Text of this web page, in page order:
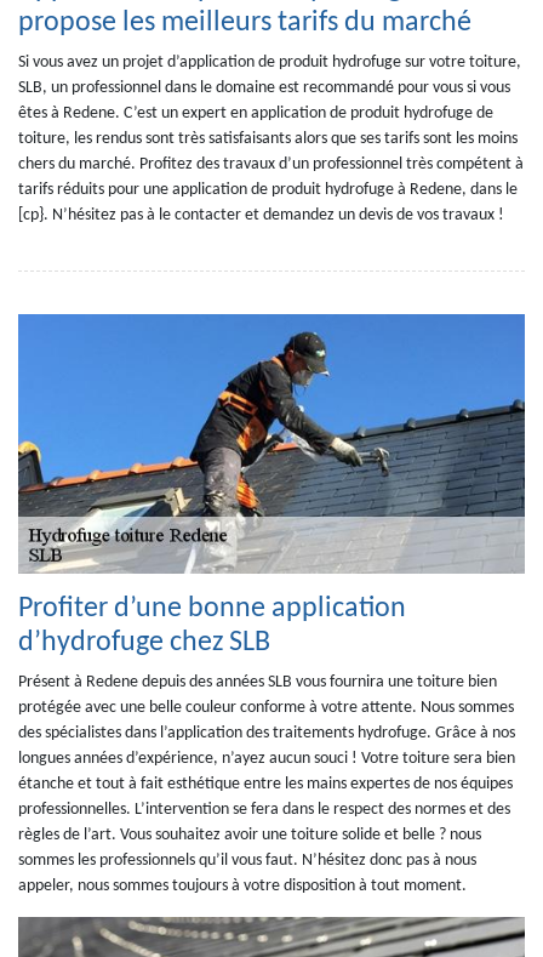
propose les meilleurs tarifs du marché
Si vous avez un projet d’application de produit hydrofuge sur votre toiture,
SLB, un professionnel dans le domaine est recommandé pour vous si vous
êtes à Redene. C’est un expert en application de produit hydrofuge de
toiture, les rendus sont très satisfaisants alors que ses tarifs sont les moins
chers du marché. Profitez des travaux d’un professionnel très compétent à
tarifs réduits pour une application de produit hydrofuge à Redene, dans le
[cp}. N’hésitez pas à le contacter et demandez un devis de vos travaux !
Profiter d’une bonne application
d’hydrofuge chez SLB
Présent à Redene depuis des années SLB vous fournira une toiture bien
protégée avec une belle couleur conforme à votre attente. Nous sommes
des spécialistes dans l’application des traitements hydrofuge. Grâce à nos
longues années d’expérience, n’ayez aucun souci ! Votre toiture sera bien
étanche et tout à fait esthétique entre les mains expertes de nos équipes
professionnelles. L’intervention se fera dans le respect des normes et des
règles de l’art. Vous souhaitez avoir une toiture solide et belle ? nous
sommes les professionnels qu’il vous faut. N’hésitez donc pas à nous
appeler, nous sommes toujours à votre disposition à tout moment.